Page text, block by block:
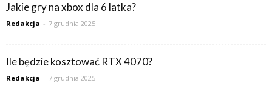
Jakie gry na xbox dla 6 latka?
Redakcja - 7 grudnia 2025
Ile będzie kosztować RTX 4070?
Redakcja - 7 grudnia 2025